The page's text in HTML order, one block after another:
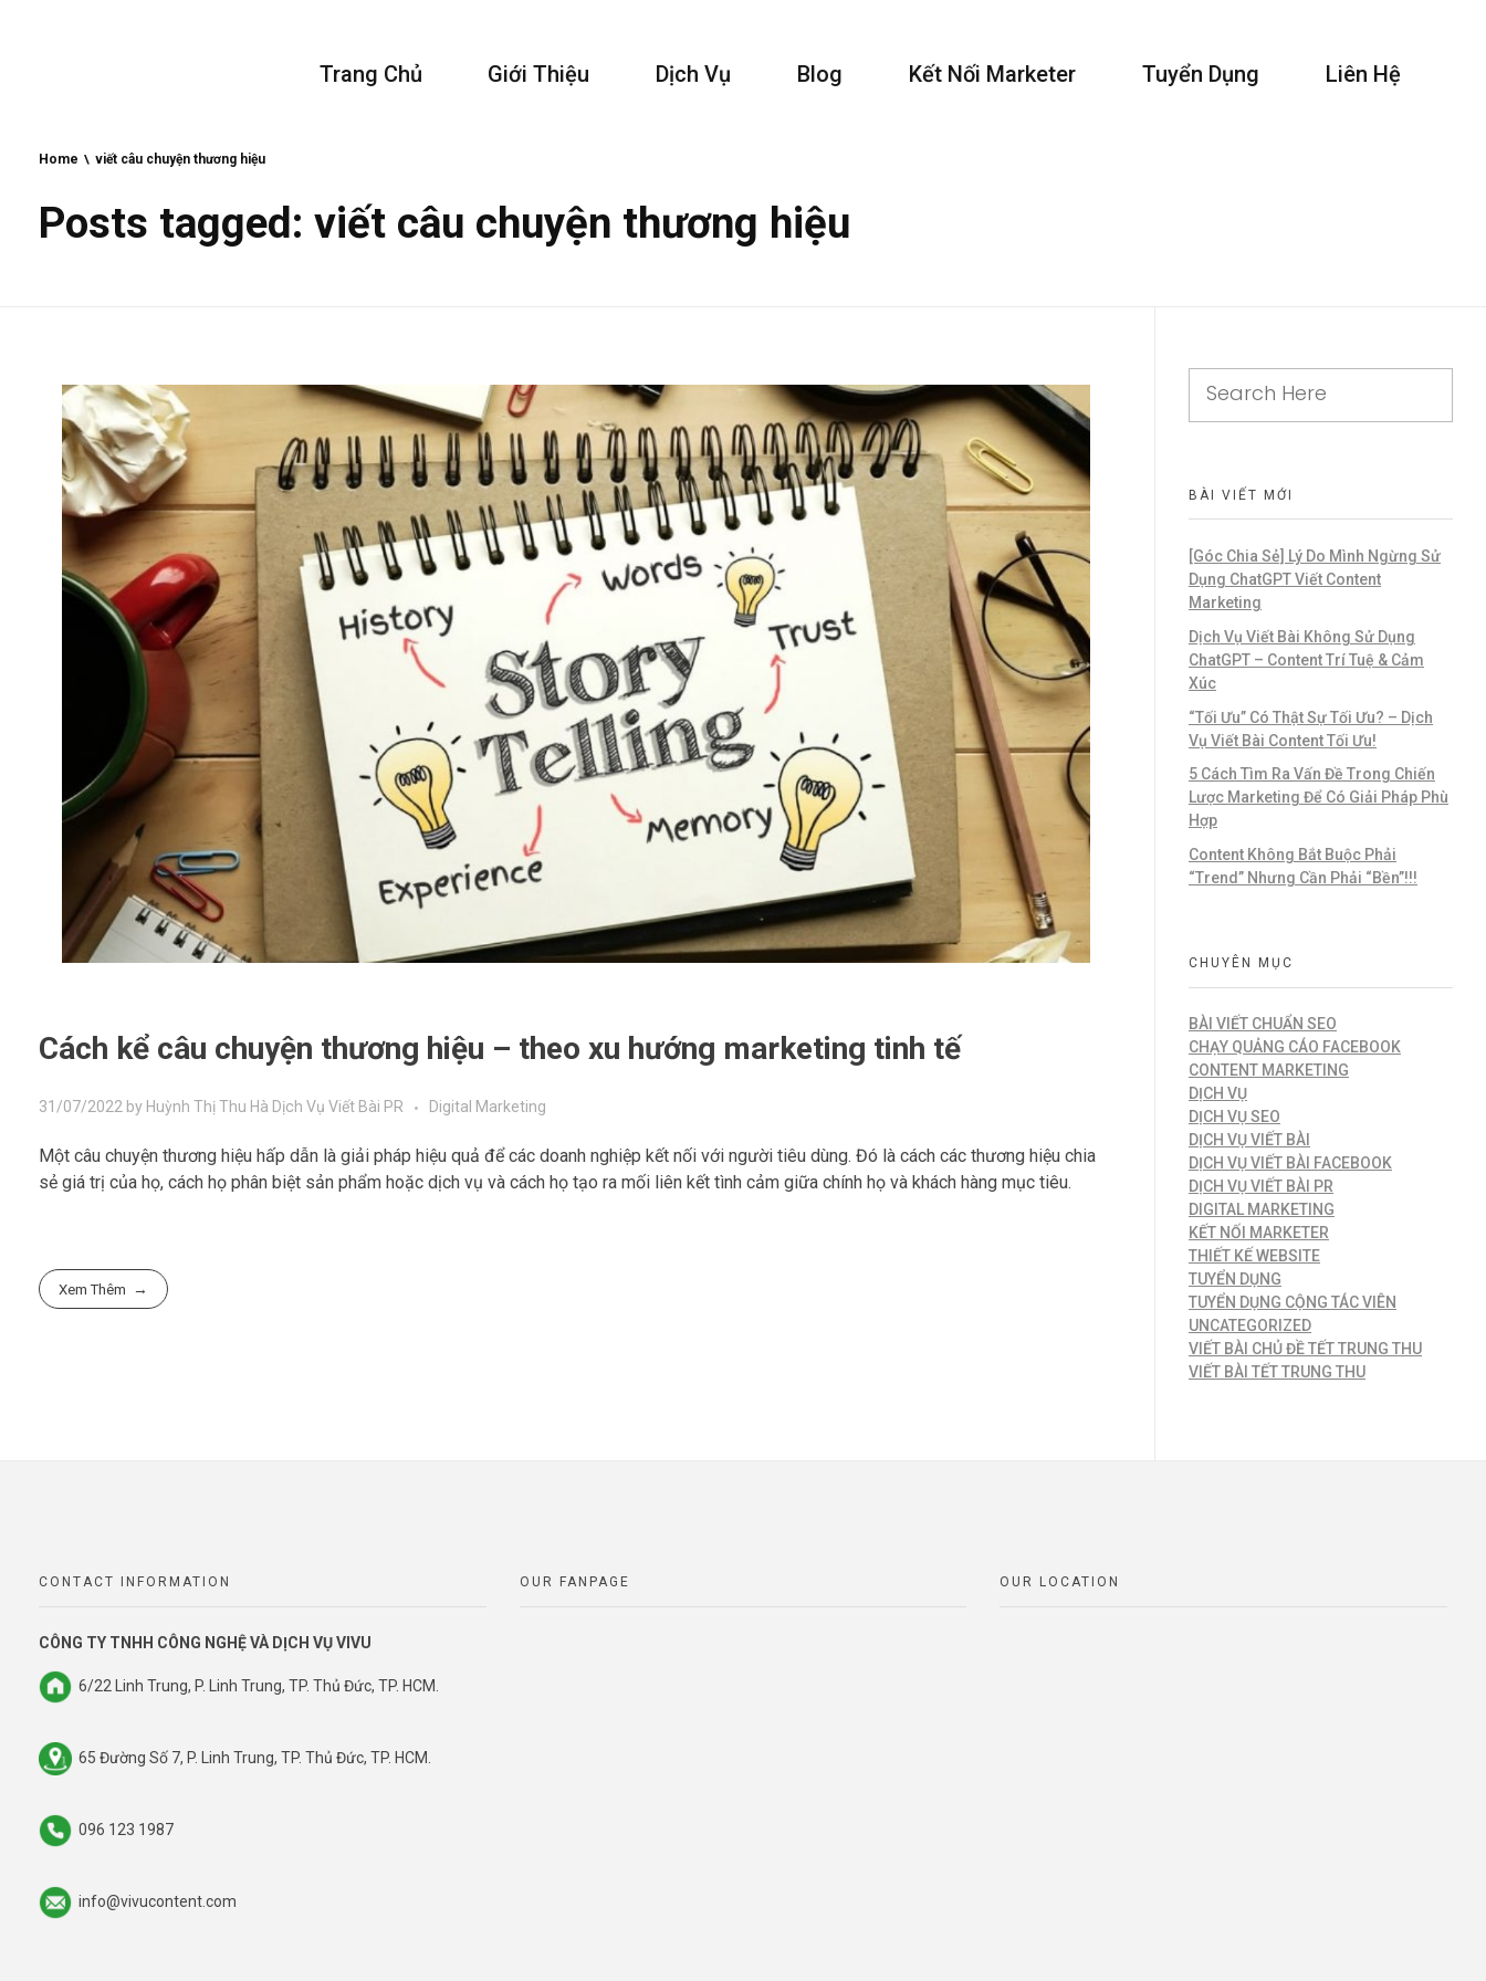
Trang Chủ Giới Thiệu Dịch Vụ Blog Kết Nối Marketer Tuyển Dụng Liên Hệ
Home viết câu chuyện thương hiệu
Posts tagged: viết câu chuyện thương hiệu
Cách kể câu chuyện thương hiệu – theo xu hướng marketing tinh tế
31/07/2022 by Huỳnh Thị Thu Hà Dịch Vụ Viết Bài PR Digital Marketing
Một câu chuyện thương hiệu hấp dẫn là giải pháp hiệu quả để các doanh nghiệp kết nối với người tiêu dùng. Đó là cách các thương hiệu chia
sẻ giá trị của họ, cách họ phân biệt sản phẩm hoặc dịch vụ và cách họ tạo ra mối liên kết tình cảm giữa chính họ và khách hàng mục tiêu.
Xem Thêm
BÀI VIẾT MỚI
[Góc Chia Sẻ] Lý Do Mình Ngừng Sử
Dụng ChatGPT Viết Content
Marketing
Dịch Vụ Viết Bài Không Sử Dụng
ChatGPT – Content Trí Tuệ & Cảm
Xúc
“Tối Ưu” Có Thật Sự Tối Ưu? – Dịch
Vụ Viết Bài Content Tối Ưu!
5 Cách Tìm Ra Vấn Đề Trong Chiến
Lược Marketing Để Có Giải Pháp Phù
Hợp
Content Không Bắt Buộc Phải
“Trend” Nhưng Cần Phải “Bền”!!!
CHUYÊN MỤC
BÀI VIẾT CHUẨN SEO
CHẠY QUẢNG CÁO FACEBOOK
CONTENT MARKETING
DỊCH VỤ
DỊCH VỤ SEO
DỊCH VỤ VIẾT BÀI
DỊCH VỤ VIẾT BÀI FACEBOOK
DỊCH VỤ VIẾT BÀI PR
DIGITAL MARKETING
KẾT NỐI MARKETER
THIẾT KẾ WEBSITE
TUYỂN DỤNG
TUYỂN DỤNG CỘNG TÁC VIÊN
UNCATEGORIZED
VIẾT BÀI CHỦ ĐỀ TẾT TRUNG THU
VIẾT BÀI TẾT TRUNG THU
CONTACT INFORMATION
CÔNG TY TNHH CÔNG NGHỆ VÀ DỊCH VỤ VIVU
6/22 Linh Trung, P. Linh Trung, TP. Thủ Đức, TP. HCM.
65 Đường Số 7, P. Linh Trung, TP. Thủ Đức, TP. HCM.
096 123 1987
info@vivucontent.com
OUR FANPAGE OUR LOCATION